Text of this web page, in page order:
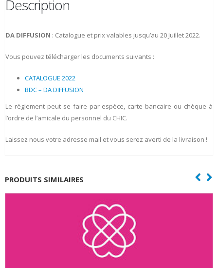
Description
DA DIFFUSION : Catalogue et prix valables jusqu’au 20 Juillet 2022.
Vous pouvez télécharger les documents suivants :
CATALOGUE 2022
BDC – DA DIFFUSION
Le règlement peut se faire par espèce, carte bancaire ou chèque à
l’ordre de l’amicale du personnel du CHIC.
Laissez nous votre adresse mail et vous serez averti de la livraison !
PRODUITS SIMILAIRES